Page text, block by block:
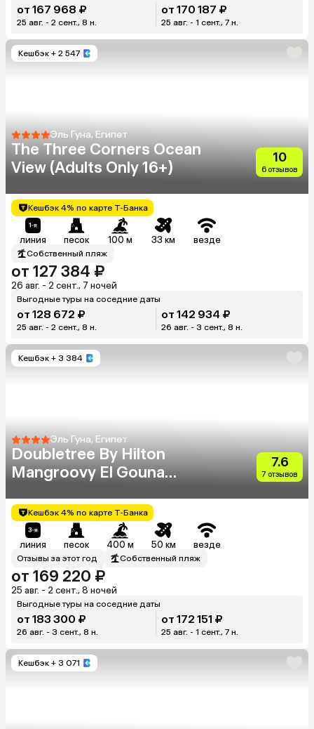
от 167 968 ₽
25 авг. - 2 сент., 8 н.
от 170 187 ₽
25 авг. - 1 сент., 7 н.
Кешбэк + 2 547
Эль Гуна, Египет
The Three Corners Ocean
View (Adults Only 16+)
10
6 отзывов
Кешбэк 4% по карте Т-Банка
линия песок 100 м 33 км везде
Собственный пляж
от 127 384 ₽
26 авг. - 2 сент., 7 ночей
Выгодные туры на соседние даты
от 128 672 ₽
25 авг. - 2 сент., 8 н.
от 142 934 ₽
26 авг. - 3 сент., 8 н.
Кешбэк + 3 384
Эль Гуна, Египет
Doubletree By Hilton
Mangroovy El Gouna
7.6
7 отзывов
Кешбэк 4% по карте Т-Банка
линия песок 400 м 50 км везде
Отзывы за этот год Собственный пляж
от 169 220 ₽
25 авг. - 2 сент., 8 ночей
Выгодные туры на соседние даты
от 183 300 ₽
26 авг. - 3 сент., 8 н.
от 172 151 ₽
25 авг. - 1 сент., 7 н.
Кешбэк + 3 071